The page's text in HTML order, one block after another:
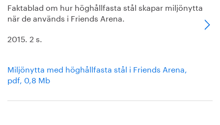
Faktablad om hur höghållfasta stål skapar miljönytta
när de används i Friends Arena.
2015. 2 s.
Miljönytta med höghållfasta stål i Friends Arena,
pdf, 0,8 Mb